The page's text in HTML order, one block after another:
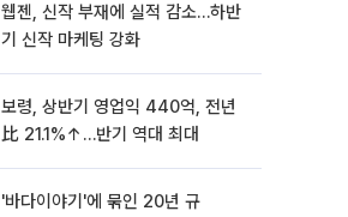
웹젠, 신작 부재에 실적 감소…하반
기 신작 마케팅 강화
보령, 상반기 영업익 440억, 전년
比 21.1%↑…반기 역대 최대
'바다이야기'에 묶인 20년 규